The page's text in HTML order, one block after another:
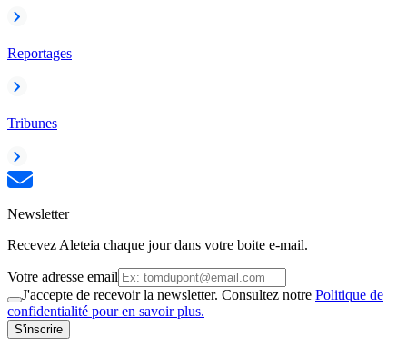
Reportages
Tribunes
Newsletter
Recevez Aleteia chaque jour dans votre boite e-mail.
Votre adresse email
J'accepte de recevoir la newsletter. Consultez notre Politique de
confidentialité pour en savoir plus.
S'inscrire